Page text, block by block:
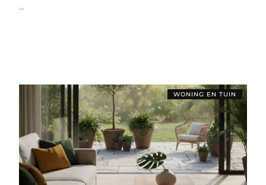
...
WONING EN TUIN